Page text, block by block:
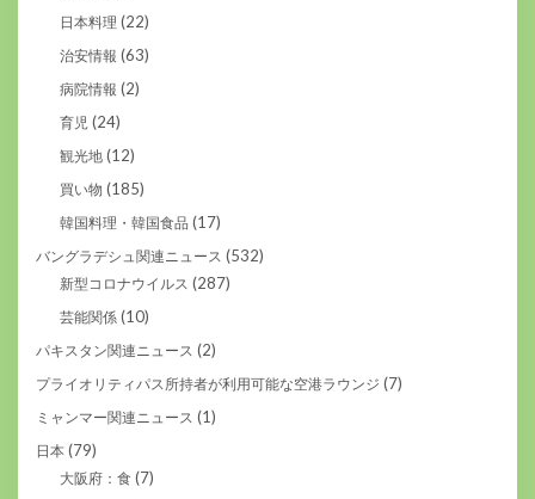
日本料理 (22)
治安情報 (63)
病院情報 (2)
育児 (24)
観光地 (12)
買い物 (185)
韓国料理・韓国食品 (17)
バングラデシュ関連ニュース (532)
新型コロナウイルス (287)
芸能関係 (10)
パキスタン関連ニュース (2)
プライオリティパス所持者が利用可能な空港ラウンジ (7)
ミャンマー関連ニュース (1)
日本 (79)
大阪府：食 (7)